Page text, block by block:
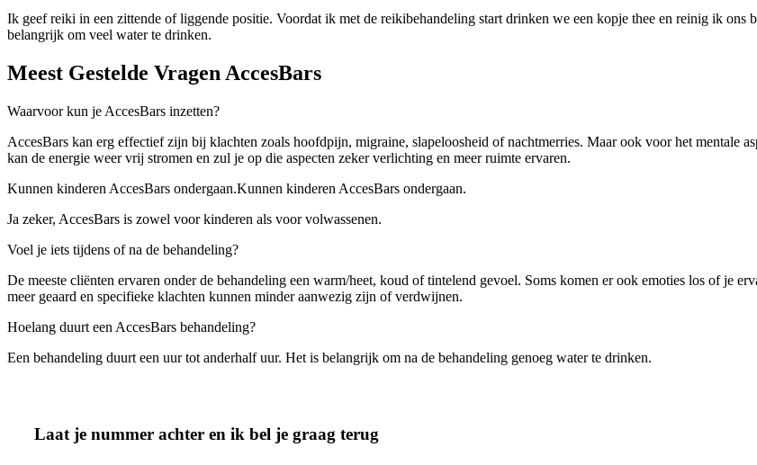
Ik geef reiki in een zittende of liggende positie. Voordat ik met de reikibehandeling start drinken we een kopje thee en reinig ik ons
belangrijk om veel water te drinken.
Meest Gestelde Vragen AccesBars
Waarvoor kun je AccesBars inzetten?
AccesBars kan erg effectief zijn bij klachten zoals hoofdpijn, migraine, slapeloosheid of nachtmerries. Maar ook voor het mentale
kan de energie weer vrij stromen en zul je op die aspecten zeker verlichting en meer ruimte ervaren.
Kunnen kinderen AccesBars ondergaan.Kunnen kinderen AccesBars ondergaan.
Ja zeker, AccesBars is zowel voor kinderen als voor volwassenen.
Voel je iets tijdens of na de behandeling?
De meeste cliënten ervaren onder de behandeling een warm/heet, koud of tintelend gevoel. Soms komen er ook emoties los of je
meer geaard en specifieke klachten kunnen minder aanwezig zijn of verdwijnen.
Hoelang duurt een AccesBars behandeling?
Een behandeling duurt een uur tot anderhalf uur. Het is belangrijk om na de behandeling genoeg water te drinken.
Laat je nummer achter en ik bel je graag terug